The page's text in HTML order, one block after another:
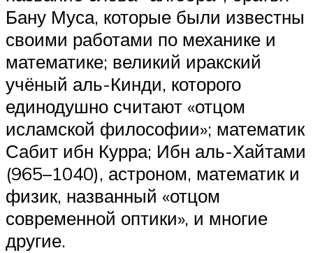
Бану Муса, которые были известны
своими работами по механике и
математике; великий иракский
учёный аль-Кинди, которого
единодушно считают «отцом
исламской философии»; математик
Сабит ибн Курра; Ибн аль-Хайтами
(965–1040), астроном, математик и
физик, названный «отцом
современной оптики», и многие
другие.